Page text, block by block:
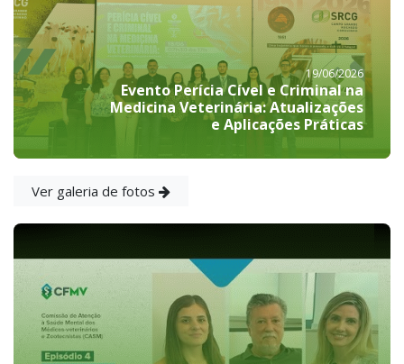
19/06/2026
Evento Perícia Cível e Criminal na
Medicina Veterinária: Atualizações
e Aplicações Práticas
Ver galeria de fotos